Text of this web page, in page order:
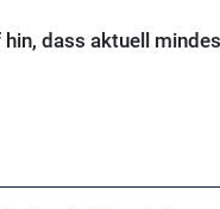
dass aktuell